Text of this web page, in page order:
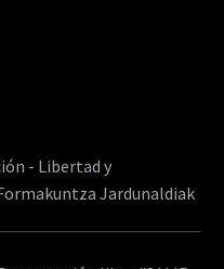
- Libertad y
Jardunaldiak